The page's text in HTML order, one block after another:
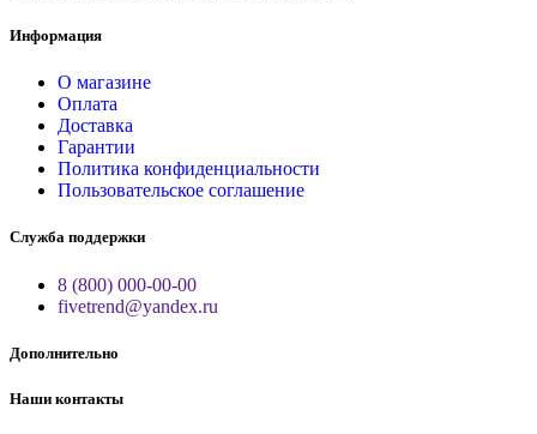
Информация
О магазине
Оплата
Доставка
Гарантии
Политика конфиденциальности
Пользовательское соглашение
Служба поддержки
8 (800) 000-00-00
fivetrend@yandex.ru
Дополнительно
Наши контакты